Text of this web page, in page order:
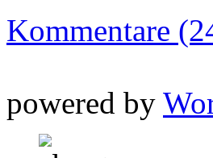
Kommentare
powered by